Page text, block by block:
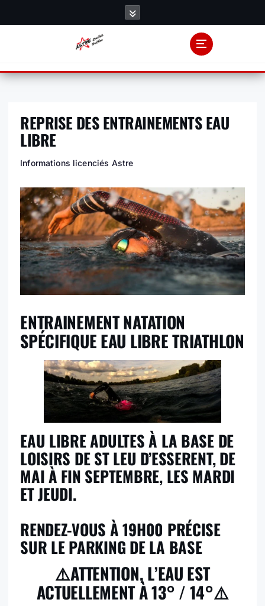
o
REPRISE DES ENTRAINEMENTS EAU
LIBRE
Informations licenciés Astre
ENTRAINEMENT NATATION
SPÉCIFIQUE EAU LIBRE TRIATHLON
EAU LIBRE ADULTES À LA BASE DE
LOISIRS DE ST LEU D’ESSERENT, DE
MAI À FIN SEPTEMBRE, LES MARDI
ET JEUDI.
RENDEZ-VOUS À 19H00 PRÉCISE
SUR LE PARKING DE LA BASE
⚠️ATTENTION, L’EAU EST
ACTUELLEMENT À 13° / 14°⚠️